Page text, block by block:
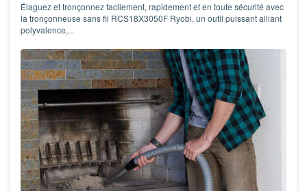
Élaguez et tronçonnez facilement, rapidement et en toute sécurité avec
la tronçonneuse sans fil RCS18X3050F Ryobi, un outil puissant alliant
polyvalence,...